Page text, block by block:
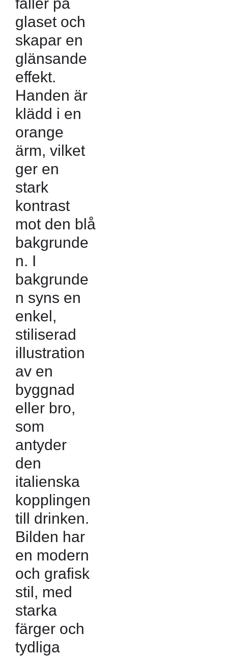
glaset och
skapar en
glänsande
effekt.
Handen är
klädd i en
orange
ärm, vilket
ger en
stark
kontrast
mot den blå
bakgrunde
n. I
bakgrunde
n syns en
enkel,
stiliserad
illustration
av en
byggnad
eller bro,
som
antyder
den
italienska
kopplingen
till drinken.
Bilden har
en modern
och grafisk
stil, med
starka
färger och
tydliga